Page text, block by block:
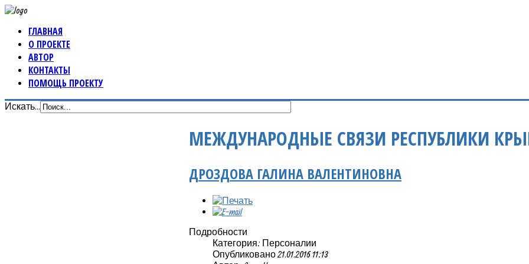
ГЛАВНАЯ
О ПРОЕКТЕ
АВТОР
КОНТАКТЫ
ПОМОЩЬ ПРОЕКТУ
Искать...
МЕЖДУНАРОДНЫЕ СВЯЗИ РЕСПУБЛИКИ
ДРОЗДОВА ГАЛИНА ВАЛЕНТИНОВНА
Подробности
Категория: Персоналии
Опубликовано 21.01.2016 11:13